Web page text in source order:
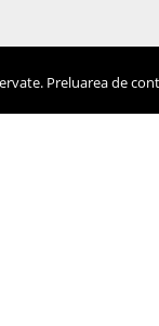
Preluarea de